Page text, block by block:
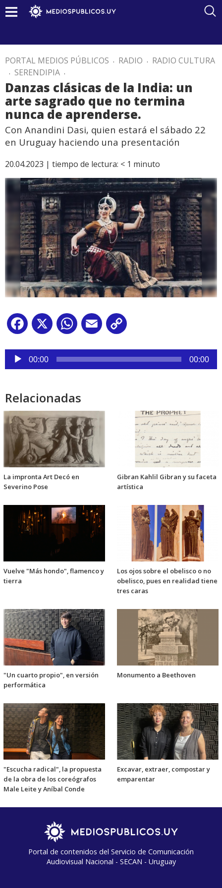
PORTAL MEDIOS PÚBLICOS . RADIO . RADIO CULTURA
. SERENDIPIA .
Danzas clásicas de la India: un
arte sagrado que no termina
nunca de aprenderse.
Con Anandini Dasi, quien estará el sábado 22
en Uruguay haciendo una presentación
20.04.2023 | tiempo de lectura: < 1 minuto
Facebook
X WhatsApp
Email
Reproductor
audio
00:00 00:00
Relacionadas
La impronta Art Decó en
Severino Pose
Gibran Kahlil Gibran y su faceta
artística
Vuelve "Más hondo", flamenco y
tierra
Los ojos sobre el obelisco o no
obelisco, pues en realidad tiene
tres caras
"Un cuarto propio", en versión
performática
Monumento a Beethoven
"Escucha radical", la propuesta
de la obra de los coreógrafos
Male Leite y Aníbal Conde
Excavar, extraer, compostar y
emparentar
Portal de contenidos del Servicio de Comunicación
Audiovisual Nacional - SECAN - Uruguay